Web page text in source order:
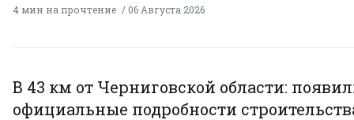
4 мин на прочтение 06 Августа 2026
В 43 км от Черниговской области:
официальные подробности